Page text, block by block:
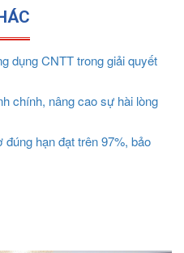
dụng CNTT trong giải quyết
chính, nâng cao sự hài lòng
hạn đạt trên 97%, bảo